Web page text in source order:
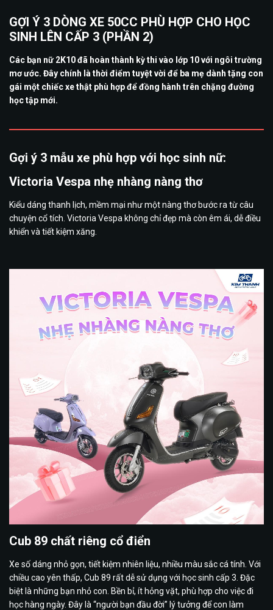
GỢI Ý 3 DÒNG XE 50CC PHÙ HỢP CHO HỌC
SINH LÊN CẤP 3 (PHẦN 2)
Các bạn nữ 2K10 đã hoàn thành kỳ thi vào lớp 10 với ngôi trường
mơ ước. Đây chính là thời điểm tuyệt vời để ba mẹ dành tặng con
gái một chiếc xe thật phù hợp để đồng hành trên chặng đường
học tập mới.
Gợi ý 3 mẫu xe phù hợp với học sinh nữ:
Victoria Vespa nhẹ nhàng nàng thơ
Kiểu dáng thanh lịch, mềm mại như một nàng thơ bước ra từ câu
chuyện cổ tích. Victoria Vespa không chỉ đẹp mà còn êm ái, dễ điều
khiển và tiết kiệm xăng.
Cub 89 chất riêng cổ điển
Xe số dáng nhỏ gọn, tiết kiệm nhiên liệu, nhiều màu sắc cá tính. Với
chiều cao yên thấp, Cub 89 rất dễ sử dụng với học sinh cấp 3. Đặc
biệt là những bạn nhỏ con. Bền bỉ, ít hỏng vặt, phù hợp cho việc đi
học hàng ngày. Đây là “người bạn đầu đời” lý tưởng để con làm